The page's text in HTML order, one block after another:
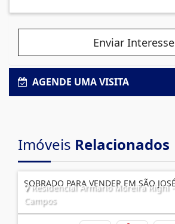
Enviar Interesse
AGENDE UMA VISITA
Imóveis Relacionados
SOBRADO PARA VENDER EM SÃO
Residencial Armario Moreira Righi -
Campos